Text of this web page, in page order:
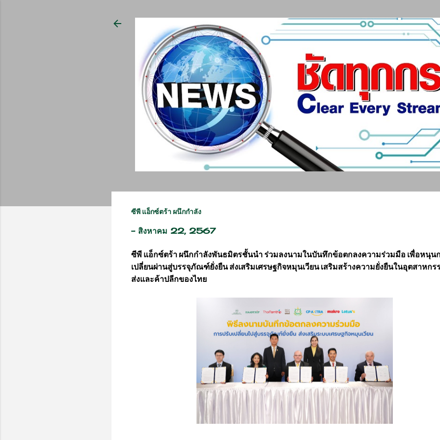
ซีพี แอ็กซ์ตร้า ผนึกกำลัง
- สิงหาคม 22, 2567
ซีพี แอ็กซ์ตร้า ผนึกกำลังพันธมิตรชั้นนำ ร่วมลงนามในบันทึกข้อตกลงความร่วมมือ เพื่อหนุน
เปลี่ยนผ่านสู่บรรจุภัณฑ์ยั่งยืน ส่งเสริมเศรษฐกิจหมุนเวียน เสริมสร้างความยั่งยืนในอุตสาหกร
ส่งและค้าปลีกของไทย